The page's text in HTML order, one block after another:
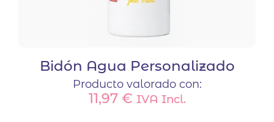
Bidón Agua Personalizado
Producto valorado con:
11,97 € IVA Incl.